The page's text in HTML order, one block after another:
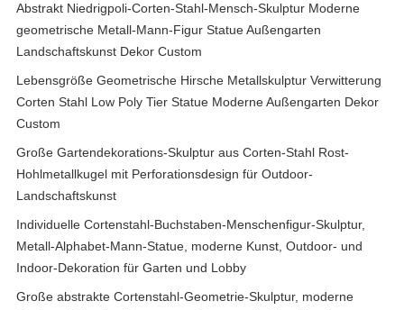
Abstrakt Niedrigpoli-Corten-Stahl-Mensch-Skulptur Moderne
geometrische Metall-Mann-Figur Statue Außengarten
Landschaftskunst Dekor Custom
Lebensgröße Geometrische Hirsche Metallskulptur Verwitterung
Corten Stahl Low Poly Tier Statue Moderne Außengarten Dekor
Custom
Große Gartendekorations-Skulptur aus Corten-Stahl Rost-
Hohlmetallkugel mit Perforationsdesign für Outdoor-
Landschaftskunst
Individuelle Cortenstahl-Buchstaben-Menschenfigur-Skulptur,
Metall-Alphabet-Mann-Statue, moderne Kunst, Outdoor- und
Indoor-Dekoration für Garten und Lobby
Große abstrakte Cortenstahl-Geometrie-Skulptur, moderne